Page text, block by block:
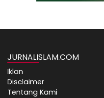
JURNALISLAM.COM
Iklan
Disclaimer
Tentang Kami